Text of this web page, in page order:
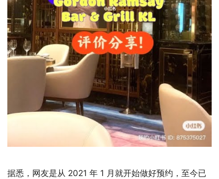
据悉，网友是从 2021 年 1 月就开始做好预约，至今已